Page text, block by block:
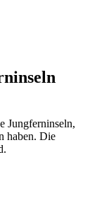
Jungferninseln,
haben. Die